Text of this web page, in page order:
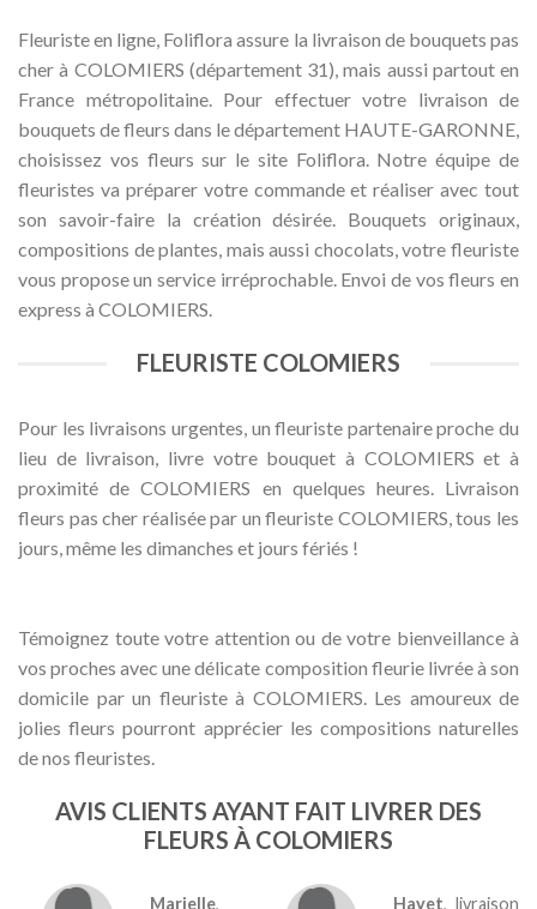
Fleuriste en ligne, Foliflora assure la livraison de bouquets pas
cher à COLOMIERS (département 31), mais aussi partout en
France métropolitaine. Pour effectuer votre livraison de
bouquets de fleurs dans le département HAUTE-GARONNE,
choisissez vos fleurs sur le site Foliflora. Notre équipe de
fleuristes va préparer votre commande et réaliser avec tout
son savoir-faire la création désirée. Bouquets originaux,
compositions de plantes, mais aussi chocolats, votre fleuriste
vous propose un service irréprochable. Envoi de vos fleurs en
express à COLOMIERS.
FLEURISTE COLOMIERS
Pour les livraisons urgentes, un fleuriste partenaire proche du
lieu de livraison, livre votre bouquet à COLOMIERS et à
proximité de COLOMIERS en quelques heures. Livraison
fleurs pas cher réalisée par un fleuriste COLOMIERS, tous les
jours, même les dimanches et jours fériés !
Témoignez toute votre attention ou de votre bienveillance à
vos proches avec une délicate composition fleurie livrée à son
domicile par un fleuriste à COLOMIERS. Les amoureux de
jolies fleurs pourront apprécier les compositions naturelles
de nos fleuristes.
AVIS CLIENTS AYANT FAIT LIVRER DES
FLEURS À COLOMIERS
Marielle, Hayet, livraison